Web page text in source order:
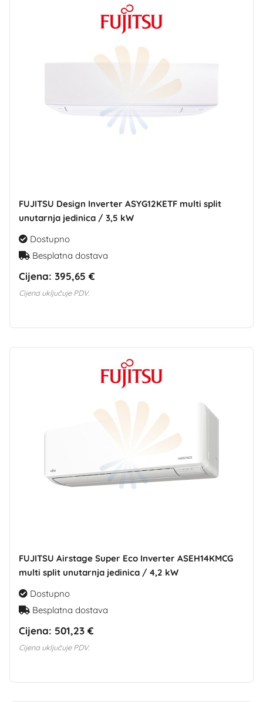
FUJITSU Design Inverter ASYG12KETF multi split
unutarnja jedinica / 3,5 kW
Dostupno
Besplatna dostava
Cijena: 395,65 €
Cijena uključuje PDV.
FUJITSU Airstage Super Eco Inverter ASEH14KMCG
multi split unutarnja jedinica / 4,2 kW
Dostupno
Besplatna dostava
Cijena: 501,23 €
Cijena uključuje PDV.